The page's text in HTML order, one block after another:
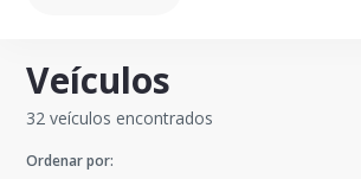
Modelo
Veículos
32 veículos encontrados
Ordenar por: